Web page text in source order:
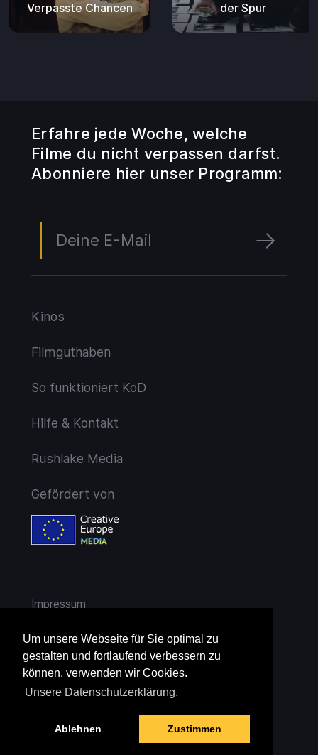
Um unsere Webseite für Sie optimal zu
gestalten und fortlaufend verbessern zu
können, verwenden wir Cookies.
Unsere Datenschutzerklärung.
Ablehnen Zustimmen
Verpasste Chancen
der Spur
Erfahre jede Woche, welche
Filme du nicht verpassen darfst.
Abonniere hier unser Programm:
Kinos
Filmguthaben
So funktioniert KoD
Hilfe & Kontakt
Rushlake Media
Gefördert von
Impressum
AGB
Widerruf